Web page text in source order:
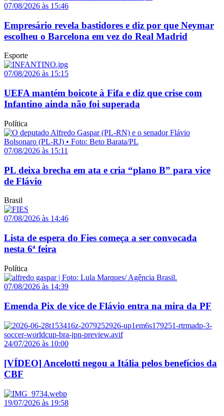
07/08/2026 às 15:46
Empresário revela bastidores e diz por que Neymar
escolheu o Barcelona em vez do Real Madrid
Esporte
07/08/2026 às 15:15
UEFA mantém boicote à Fifa e diz que crise com
Infantino ainda não foi superada
Política
07/08/2026 às 15:11
PL deixa brecha em ata e cria “plano B” para vice
de Flávio
Brasil
07/08/2026 às 14:46
Lista de espera do Fies começa a ser convocada
nesta 6ª feira
Política
07/08/2026 às 14:39
Emenda Pix de vice de Flávio entra na mira da PF
24/07/2026 às 10:00
[VÍDEO] Ancelotti negou a Itália pelos benefícios da
CBF
19/07/2026 às 19:58